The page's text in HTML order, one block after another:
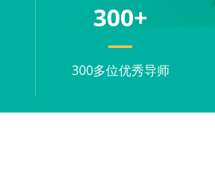
300+
300多位优秀导师